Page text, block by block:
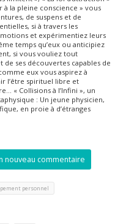
à la pleine conscience » vous
de suspens et de
si à travers les
et expérimentiez leurs
temps qu’eux ou anticipiez
si vous vouliez tout
ses découvertes capables de
eux vous aspirez à
l’être spirituel libre et
« Collisions à l’Infini », un
: Un jeune physicien,
en proie à d’étranges
nouveau commentaire
personnel